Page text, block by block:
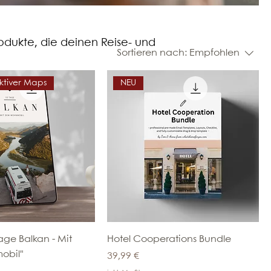
Sortieren nach: Empfohlen
Maps
Balkan - Mit
NEU
Hotel Cooperations Bundle
Preis
39,99 €
die deinen Reise- und